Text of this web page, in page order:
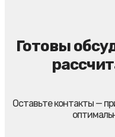
Готовы
Оставьте контакты —